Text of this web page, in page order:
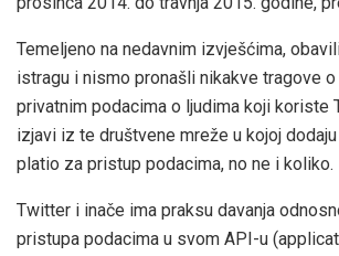
Temeljeno na nedavnim izvješćima,
istragu i nismo pronašli nikakve tragove
privatnim podacima o ljudima koji koriste
izjavi iz te društvene mreže u kojoj dodaju
platio za pristup podacima, no ne i koliko.
Twitter i inače ima praksu davanja
pristupa podacima u svom API-u